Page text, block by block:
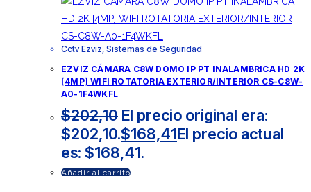
Cctv Ezviz Sistemas de Seguridad
EZVIZ CÁMARA C8W DOMO IP PT INALAMBRICA HD 2K
[4MP] WIFI ROTATORIA EXTERIOR/INTERIOR CS-C8W-
A0-1F4WKFL
$202,10 El precio original era:
$202,10.$168,41El precio actual
es: $168,41.
Añadir al carrito